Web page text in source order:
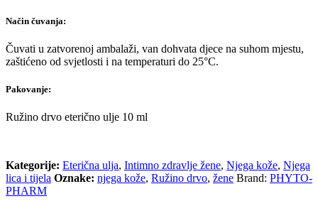
Način čuvanja:
Čuvati u zatvorenoj ambalaži, van dohvata djece na suhom mjestu,
zaštićeno od svjetlosti i na temperaturi do 25°C.
Pakovanje:
Ružino drvo eterično ulje 10 ml
Kategorije: Eterična ulja, Intimno zdravlje žene, Njega kože, Njega
lica i tijela Oznake: njega kože, Ružino drvo, žene Brand: PHYTO-
PHARM